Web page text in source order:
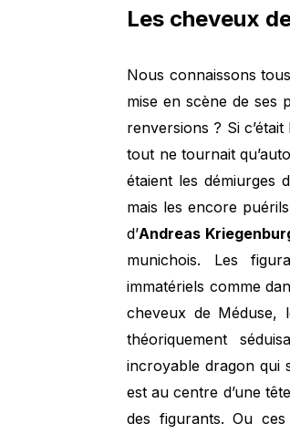
Les cheveux
Nous connaissons
mise en scène de ses
renversions ? Si
tout ne tournait
étaient les démiurges
mais les encore
d’Andreas
munichois. Les
immatériels comme
cheveux de Méduse,
théoriquement
incroyable dragon qui
est au centre d’une
des figurants. Ou